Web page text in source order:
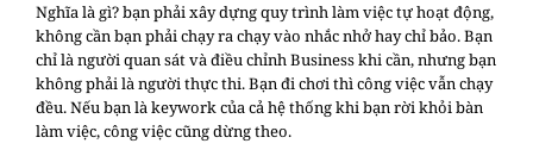
Nghĩa là gì? bạn phải xây dựng quy trình làm việc tự hoạt động,
không cần bạn phải chạy ra chạy vào nhắc nhở hay chỉ bảo. Bạn
chỉ là người quan sát và điều chỉnh Business khi cần, nhưng bạn
không phải là người thực thi. Bạn đi chơi thì công việc vẫn chạy
đều. Nếu bạn là keywork của cả hệ thống khi bạn rời khỏi bàn
làm việc, công việc cũng dừng theo.